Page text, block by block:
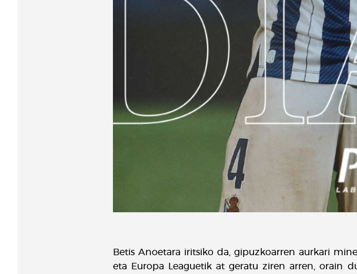
Betis Anoetara iritsiko da, gipuzkoarren aurkari
eta Europa Leaguetik at geratu ziren arren, orain